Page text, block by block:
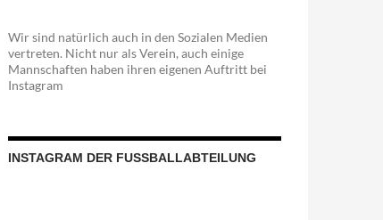
Wir sind natürlich auch in den Sozialen Medien
vertreten. Nicht nur als Verein, auch einige
Mannschaften haben ihren eigenen Auftritt bei
Instagram
INSTAGRAM DER FUSSBALLABTEILUNG